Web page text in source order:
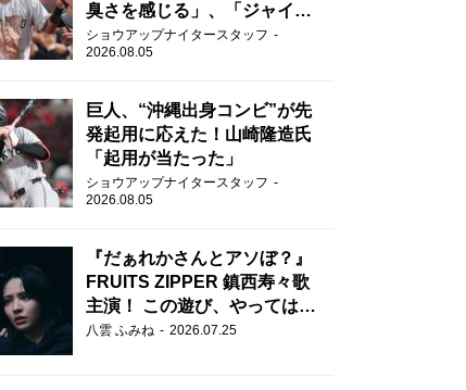
臭さを感じる」、「ジャイア
ンツには少ないタイプ」
ショウアップナイタースタッフ
2026.08.05
巨人、“沖縄出身コンビ”が先
発起用に応えた！山崎隆造氏
「起用が当たった」
ショウアップナイタースタッフ
2026.08.05
『だぁれかさんとアソぼ？』
FRUITS ZIPPER 鎮西寿々歌
主演！ この遊び、やってはい
けません。
八雲 ふみね 2026.07.25